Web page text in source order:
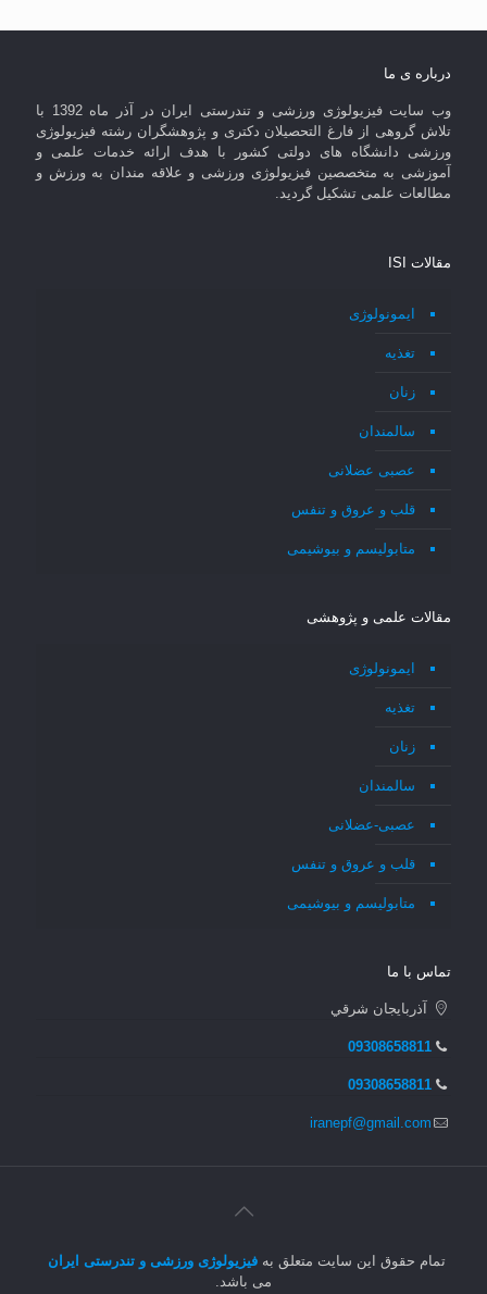
درباره ی ما
وب سایت فیزیولوژی ورزشی و تندرستی ایران در آذر ماه 1392 با
تلاش گروهی از فارغ التحصیلان دکتری و پژوهشگران رشته فیزیولوژی
ورزشی دانشگاه های دولتی کشور با هدف ارائه خدمات علمی و
آموزشی به متخصصین فیزیولوژی ورزشی و علاقه مندان به ورزش و
مطالعات علمی تشکیل گردید.
مقالات ISI
ایمونولوژی
تغذیه
زنان
سالمندان
عصبی عضلانی
قلب و عروق و تنفس
متابولیسم و بیوشیمی
مقالات علمی و پژوهشی
ایمونولوژی
تغذیه
زنان
سالمندان
عصبی-عضلانی
قلب و عروق و تنفس
متابولیسم و بیوشیمی
تماس با ما
آذربايجان شرقي
09308658811
09308658811
iranepf@gmail.com
تمام حقوق این سایت متعلق بهفیزیولوژی ورزشی و تندرستی ایران
می باشد.